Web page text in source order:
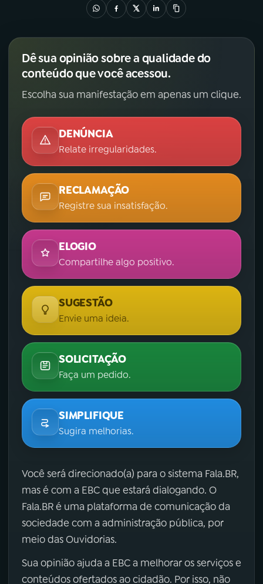
Dê sua opinião sobre a qualidade do
conteúdo que você acessou.
Escolha sua manifestação em apenas um clique.
DENÚNCIA
Relate irregularidades.
RECLAMAÇÃO
Registre sua insatisfação.
ELOGIO
Compartilhe algo positivo.
SUGESTÃO
Envie uma ideia.
SOLICITAÇÃO
Faça um pedido.
SIMPLIFIQUE
Sugira melhorias.
Você será direcionado(a) para o sistema Fala.BR,
mas é com a EBC que estará dialogando. O
Fala.BR é uma plataforma de comunicação da
sociedade com a administração pública, por
meio das Ouvidorias.
Sua opinião ajuda a EBC a melhorar os serviços e
conteúdos ofertados ao cidadão. Por isso, não